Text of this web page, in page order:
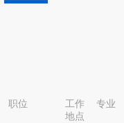
职位
工作
地点
专业